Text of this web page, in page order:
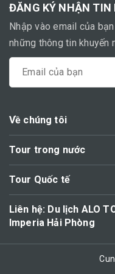
ĐĂNG KÝ NHẬN TIN
Nhập vào email của
những thông tin khuyến
Về chúng tôi
Tour trong nước
Tour Quốc tế
Liên hệ: Du lịch ALO
Imperia Hải Phòng